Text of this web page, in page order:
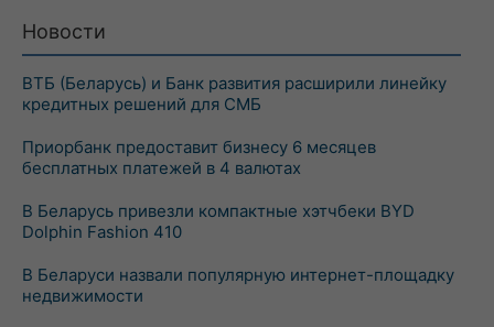
Новости
ВТБ (Беларусь) и Банк развития расширили линейку
кредитных решений для СМБ
Приорбанк предоставит бизнесу 6 месяцев
бесплатных платежей в 4 валютах
В Беларусь привезли компактные хэтчбеки BYD
Dolphin Fashion 410
В Беларуси назвали популярную интернет-площадку
недвижимости